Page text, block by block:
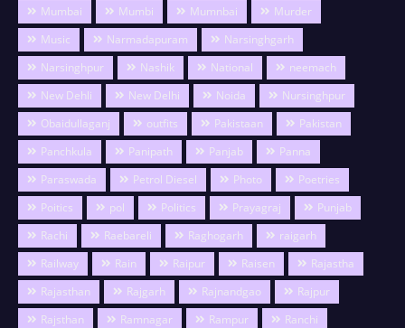
Mumbai
Mumbi Mumnbai
Murder
Music
Narmadapuram
Narsinghgarh
Narsinghpur
Nashik National
neemach
New Dehli
New Delhi Noida
Nursinghpur
Obaidullaganj
outfits Pakistaan
Pakistan
Panchkula
Panipath Panjab
Panna
Paraswada
Petrol Diesel Photo
Poetries
Poitics
pol Politics Prayagraj
Punjab
Rachi
Raebareli Raghogarh
raigarh
Railway
Rain Raipur Raisen
Rajastha
Rajasthan
Rajgarh Rajnandgao
Rajpur
Rajsthan
Ramnagar Rampur
Ranchi